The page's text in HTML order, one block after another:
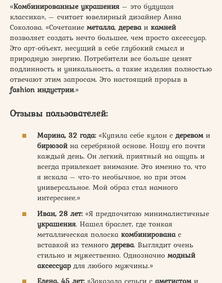
«Комбинированные украшения – это будущая
классика», – считает ювелирный дизайнер Анна
Соколова. «Сочетание металла, дереваи камней
позволяет создать нечто большее, чем просто аксессуар.
Это арт-объект, несущий в себе глубокий смысл и
природную энергию. Потребители все больше ценят
подлинность и уникальность, а такие изделия полностью
отвечают этим запросам. Это настоящий прорыв в
fashion индустрии.»
Отзывы пользователей:
Марина, 32 года: «Купила себе кулон с деревоми
бирюзойна серебряной основе. Ношу его почти
каждый день. Он легкий, приятный на ощупь и
всегда привлекает внимание. Это именно то, что
я искала – что-то необычное, но при этом
универсальное. Мой образ стал намного
интереснее.»
Иван, 28 лет: «Я предпочитаю минималистичные
украшения. Нашел браслет, где тонкая
металлическая полоска комбинированас
вставкой из темного дерева. Выглядит очень
стильно и мужественно. Однозначно модный
аксессуар для любого мужчины.»